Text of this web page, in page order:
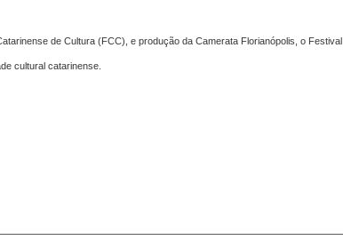
de Cultura (FCC), e produção da Camerata Florianópolis, o Festival
cultural catarinense.